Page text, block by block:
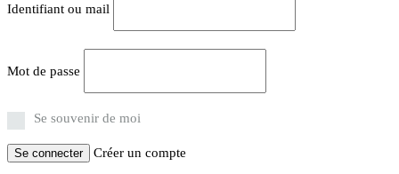
Identifiant ou mail
Mot de passe
Se souvenir de moi
Se connecter Créer un compte